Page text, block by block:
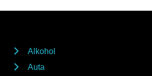
Alkohol
Auta